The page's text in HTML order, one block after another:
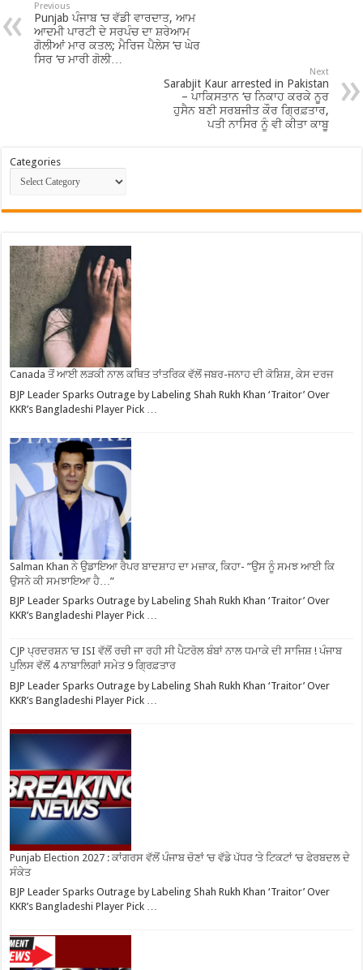
Previous
Punjab ਪੰਜਾਬ ‘ਚ ਵੱਡੀ ਵਾਰਦਾਤ, ਆਮ
ਆਦਮੀ ਪਾਰਟੀ ਦੇ ਸਰਪੰਚ ਦਾ ਸ਼ਰੇਆਮ
ਗੋਲੀਆਂ ਮਾਰ ਕਤਲ; ਮੈਰਿਜ ਪੈਲੇਸ ‘ਚ ਘੇਰ
ਸਿਰ ‘ਚ ਮਾਰੀ ਗੋਲੀ…
Next
Sarabjit Kaur arrested in Pakistan
– ਪਾਕਿਸਤਾਨ ‘ਚ ਨਿਕਾਹ ਕਰਕੇ ਨੂਰ
ਹੁਸੈਨ ਬਣੀ ਸਰਬਜੀਤ ਕੌਰ ਗ੍ਰਿਫ਼ਤਾਰ,
ਪਤੀ ਨਾਸਿਰ ਨੂੰ ਵੀ ਕੀਤਾ ਕਾਬੂ
Categories
Canada ਤੋਂ ਆਈ ਲੜਕੀ ਨਾਲ ਕਥਿਤ ਤਾਂਤਰਿਕ ਵੱਲੋਂ ਜਬਰ-ਜਨਾਹ ਦੀ ਕੋਸ਼ਿਸ਼, ਕੇਸ ਦਰਜ
BJP Leader Sparks Outrage by Labeling Shah Rukh Khan ‘Traitor’ Over
KKR’s Bangladeshi Player Pick …
Salman Khan ਨੇ ਉਡਾਇਆ ਰੈਪਰ ਬਾਦਸ਼ਾਹ ਦਾ ਮਜ਼ਾਕ, ਕਿਹਾ- ”ਉਸ ਨੂੰ ਸਮਝ ਆਈ ਕਿ
ਉਸਨੇ ਕੀ ਸਮਝਾਇਆ ਹੈ…”
BJP Leader Sparks Outrage by Labeling Shah Rukh Khan ‘Traitor’ Over
KKR’s Bangladeshi Player Pick …
CJP ਪ੍ਰਦਰਸ਼ਨ ‘ਚ ISI ਵੱਲੋਂ ਰਚੀ ਜਾ ਰਹੀ ਸੀ ਪੈਟਰੋਲ ਬੰਬਾਂ ਨਾਲ ਧਮਾਕੇ ਦੀ ਸਾਜਿਸ਼ ! ਪੰਜਾਬ
ਪੁਲਿਸ ਵੱਲੋਂ 4 ਨਾਬਾਲਿਗਾਂ ਸਮੇਤ 9 ਗ੍ਰਿਫ਼ਤਾਰ
BJP Leader Sparks Outrage by Labeling Shah Rukh Khan ‘Traitor’ Over
KKR’s Bangladeshi Player Pick …
Punjab Election 2027 : ਕਾਂਗਰਸ ਵੱਲੋਂ ਪੰਜਾਬ ਚੋਣਾਂ ‘ਚ ਵੱਡੇ ਪੱਧਰ ‘ਤੇ ਟਿਕਟਾਂ ‘ਚ ਫੇਰਬਦਲ ਦੇ
ਸੰਕੇਤ
BJP Leader Sparks Outrage by Labeling Shah Rukh Khan ‘Traitor’ Over
KKR’s Bangladeshi Player Pick …